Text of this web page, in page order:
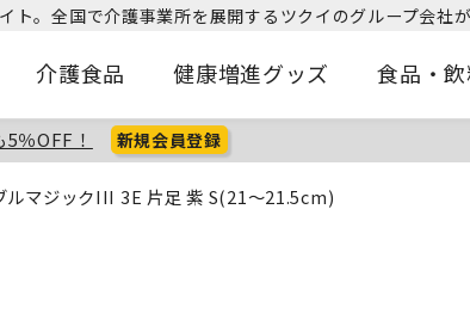
ト。全国で介護事業所を展開するツクイのグループ会社が
介護食品 健康増進グッズ 食品・
％OFF！ 新規会員登録
ルマジックIII 3E 片足 紫 S(21～21.5cm)